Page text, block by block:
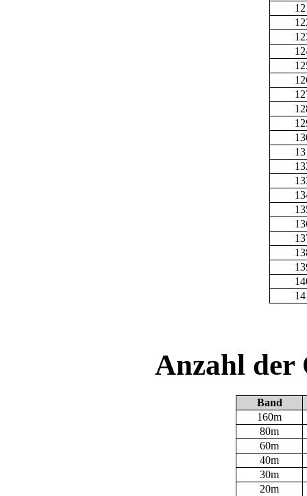
Anzahl der
Band
160m
80m
60m
40m
30m
20m